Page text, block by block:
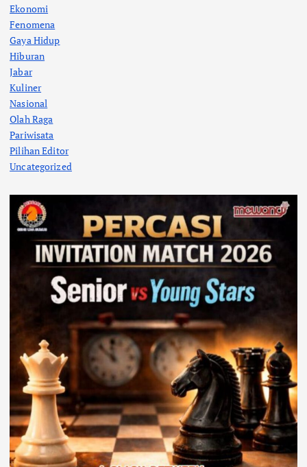
Ekonomi
Fenomena
Gaya Hidup
Hiburan
Jabar
Kuliner
Nasional
Olah Raga
Pariwisata
Pilihan Editor
Uncategorized